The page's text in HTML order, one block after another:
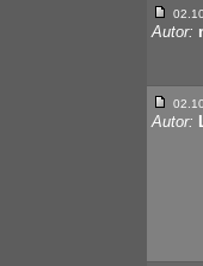
Autor:
Autor: